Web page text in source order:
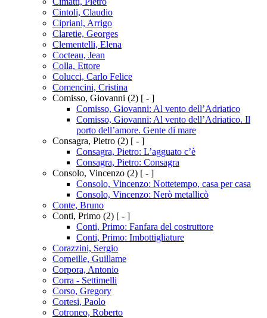
Cintoli, Claudio
Cipriani, Arrigo
Claretie, Georges
Clementelli, Elena
Cocteau, Jean
Colla, Ettore
Colucci, Carlo Felice
Comencini, Cristina
Comisso, Giovanni (2) [ - ]
Comisso, Giovanni: Al vento dell’Adriatico
Comisso, Giovanni: Al vento dell’Adriatico. Il
porto dell’amore. Gente di mare
Consagra, Pietro (2) [ - ]
Consagra, Pietro: L’agguato c’è
Consagra, Pietro: Consagra
Consolo, Vincenzo (2) [ - ]
Consolo, Vincenzo: Nottetempo, casa per casa
Consolo, Vincenzo: Nerò metallicò
Conte, Bruno
Conti, Primo (2) [ - ]
Conti, Primo: Fanfara del costruttore
Conti, Primo: Imbottigliature
Corazzini, Sergio
Corneille, Guillame
Corpora, Antonio
Corra - Settimelli
Corso, Gregory
Cortesi, Paolo
Cotroneo, Roberto